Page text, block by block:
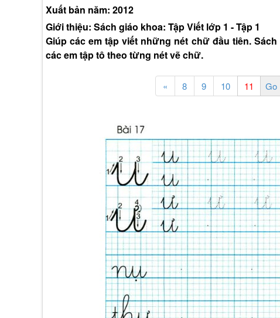
Xuất bản năm: 2012
Giới thiệu: Sách giáo khoa: Tập Viết lớp 1 - Tập 1
Giúp các em tập viết những nét chữ đầu tiên.
các em tập tô theo từng nét vẽ chữ.
« 8 9 10